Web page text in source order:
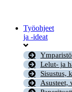
Työohjeet
ja -ideat
Lelut- ja
Sisustus,
Asusteet,